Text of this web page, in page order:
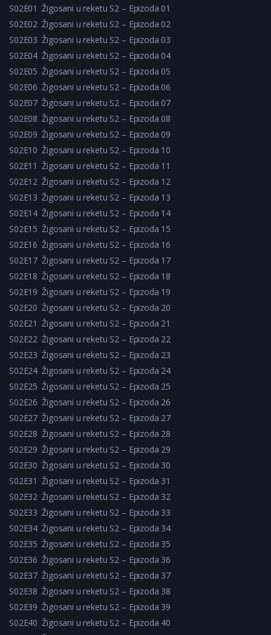
S02E01 Žigosani u reketu S2 – Epizoda 01
S02E02 Žigosani u reketu S2 – Epizoda 02
S02E03 Žigosani u reketu S2 – Epizoda 03
S02E04 Žigosani u reketu S2 – Epizoda 04
S02E05 Žigosani u reketu S2 – Epizoda 05
S02E06 Žigosani u reketu S2 – Epizoda 06
S02E07 Žigosani u reketu S2 – Epizoda 07
S02E08 Žigosani u reketu S2 – Epizoda 08
S02E09 Žigosani u reketu S2 – Epizoda 09
S02E10 Žigosani u reketu S2 – Epizoda 10
S02E11 Žigosani u reketu S2 – Epizoda 11
S02E12 Žigosani u reketu S2 – Epizoda 12
S02E13 Žigosani u reketu S2 – Epizoda 13
S02E14 Žigosani u reketu S2 – Epizoda 14
S02E15 Žigosani u reketu S2 – Epizoda 15
S02E16 Žigosani u reketu S2 – Epizoda 16
S02E17 Žigosani u reketu S2 – Epizoda 17
S02E18 Žigosani u reketu S2 – Epizoda 18
S02E19 Žigosani u reketu S2 – Epizoda 19
S02E20 Žigosani u reketu S2 – Epizoda 20
S02E21 Žigosani u reketu S2 – Epizoda 21
S02E22 Žigosani u reketu S2 – Epizoda 22
S02E23 Žigosani u reketu S2 – Epizoda 23
S02E24 Žigosani u reketu S2 – Epizoda 24
S02E25 Žigosani u reketu S2 – Epizoda 25
S02E26 Žigosani u reketu S2 – Epizoda 26
S02E27 Žigosani u reketu S2 – Epizoda 27
S02E28 Žigosani u reketu S2 – Epizoda 28
S02E29 Žigosani u reketu S2 – Epizoda 29
S02E30 Žigosani u reketu S2 – Epizoda 30
S02E31 Žigosani u reketu S2 – Epizoda 31
S02E32 Žigosani u reketu S2 – Epizoda 32
S02E33 Žigosani u reketu S2 – Epizoda 33
S02E34 Žigosani u reketu S2 – Epizoda 34
S02E35 Žigosani u reketu S2 – Epizoda 35
S02E36 Žigosani u reketu S2 – Epizoda 36
S02E37 Žigosani u reketu S2 – Epizoda 37
S02E38 Žigosani u reketu S2 – Epizoda 38
S02E39 Žigosani u reketu S2 – Epizoda 39
S02E40 Žigosani u reketu S2 – Epizoda 40